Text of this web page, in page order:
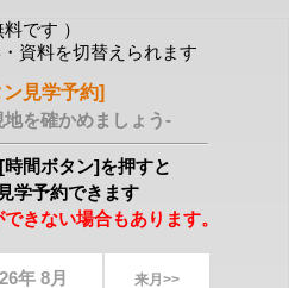
料です ）
資料を切替えられます
ン見学予約]
を確かめましょう-
間ボタン]を押すと
学予約できます
きない場合もあります。
年 8月 来月>>